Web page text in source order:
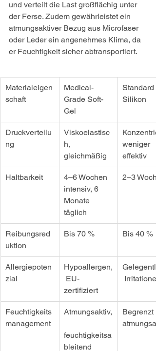
und verteilt die Last großflächig unter
der Ferse. Zudem gewährleistet ein
atmungsaktiver Bezug aus Microfaser
oder Leder ein angenehmes Klima, da
er Feuchtigkeit sicher abtransportiert.
Materialeigen
schaft
Medical-
Grade Soft-
Gel
Standard
Silikon
Druckverteilu
ng
Viskoelastisc
h,
gleichmäßig
weniger
effektiv
Haltbarkeit
4–6 Wochen
intensiv, 6
Monate
täglich
2–3
Reibungsred
uktion
Bis 70 % Bis 40 %
Allergiepoten
zial
Hypoallergen,
EU-
zertifiziert
Irritationen
Feuchtigkeits
management
Atmungsaktiv,
feuchtigkeitsa
bleitend
Begrenzt